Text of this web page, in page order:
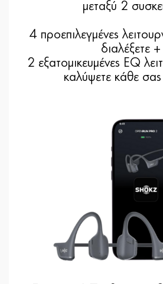
μεταξύ 2
4 προεπιλεγμένες
διαλέξετε +
2 εξατομικευμένες EQ
καλύψετε κάθε